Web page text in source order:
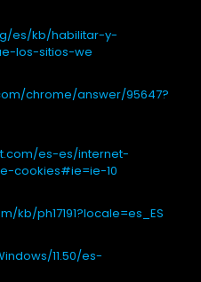
es/kb/habilitar-y-
los-sitios-we
chrome/answer/95647?
es-es/internet-
cookies#ie=ie-10
kb/ph17191?locale=es_ES
11.50/es-